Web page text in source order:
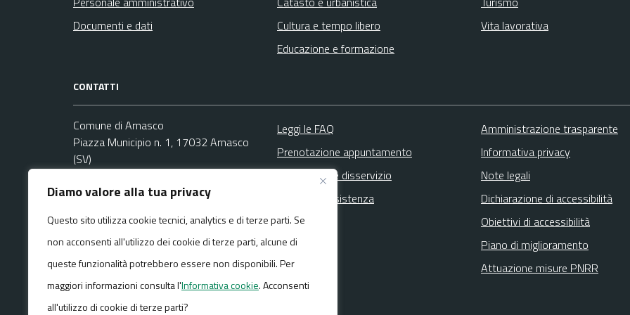
Diamo valore alla tua privacy
Questo sito utilizza cookie tecnici, analytics e di terze parti. Se
non acconsenti all'utilizzo dei cookie di terze parti, alcune di
queste funzionalità potrebbero essere non disponibili. Per
maggiori informazioni consulta l'Informativa cookie. Acconsenti
all'utilizzo di cookie di terze parti?
Documenti e dati
Cultura e tempo libero
Educazione e formazione
Vita lavorativa
CONTATTI
Comune di Arnasco
Piazza Municipio n. 1, 17032 Arnasco
(SV)
Email:info@comunearnasco.it
PEC:comunearnasco@pec.it
Centralino unico: +39 0182 761020
Leggi le FAQ
Prenotazione appuntamento
Segnalazione disservizio
Richiesta assistenza
Amministrazione trasparente
Informativa privacy
Note legali
Dichiarazione di accessibilità
Obiettivi di accessibilità
Piano di miglioramento
Attuazione misure PNRR